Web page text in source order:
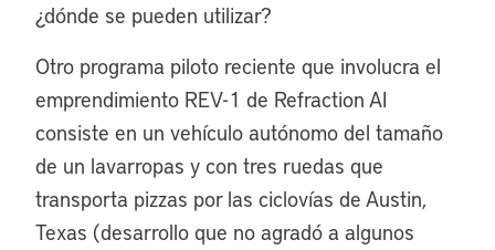
¿dónde se pueden utilizar?
Otro programa piloto reciente que involucra el
emprendimiento REV-1 de Refraction AI
consiste en un vehículo autónomo del tamaño
de un lavarropas y con tres ruedas que
transporta pizzas por las ciclovías de Austin,
Texas (desarrollo que no agradó a algunos